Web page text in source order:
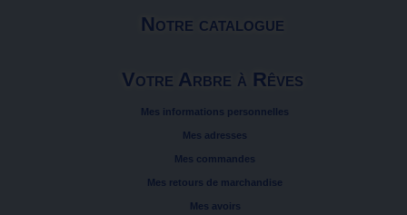
Notre catalogue
Votre Arbre à Rêves
Mes informations personnelles
Mes adresses
Mes commandes
Mes retours de marchandise
Mes avoirs